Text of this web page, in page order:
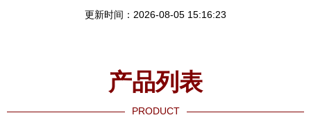
更新时间：2026-08-05 15:16:23
产品列表
PRODUCT